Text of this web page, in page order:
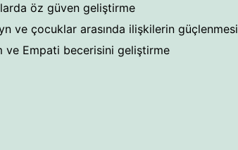
öz güven geliştirme
ve çocuklar arasında ilişkilerin güçlenmesi
ve Empati becerisini geliştirme